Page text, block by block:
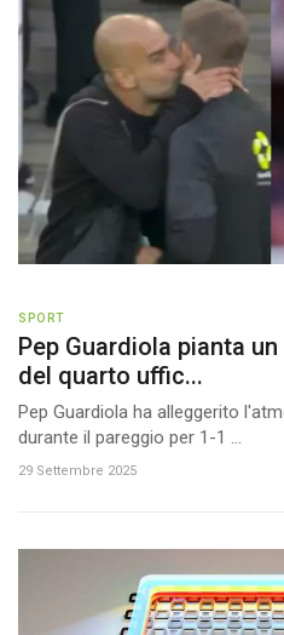
SPORT
Pep Guardiola pianta
del quarto uffic...
Pep Guardiola ha alleggerito
durante il pareggio per 1-1 ...
29 Settembre 2025